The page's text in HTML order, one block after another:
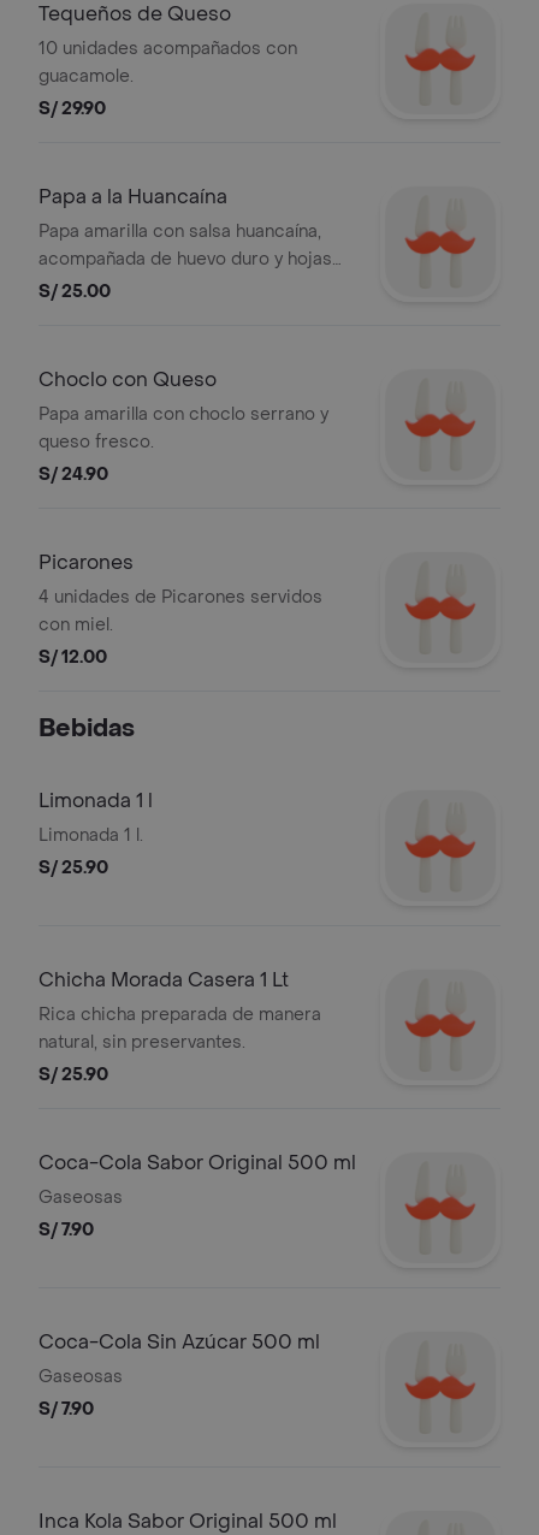
Tequeños de Queso
10 unidades acompañados con
guacamole.
S/ 29.90
Papa a la Huancaína
Papa amarilla con salsa huancaína,
acompañada de huevo duro y hojas
de lechuga.
S/ 25.00
Choclo con Queso
Papa amarilla con choclo serrano y
queso fresco.
S/ 24.90
Picarones
4 unidades de Picarones servidos
con miel.
S/ 12.00
Bebidas
Limonada 1 l
Limonada 1 l.
S/ 25.90
Chicha Morada Casera 1 Lt
Rica chicha preparada de manera
natural, sin preservantes.
S/ 25.90
Coca-Cola Sabor Original 500 ml
Gaseosas
S/ 7.90
Coca-Cola Sin Azúcar 500 ml
Gaseosas
S/ 7.90
Inca Kola Sabor Original 500 ml